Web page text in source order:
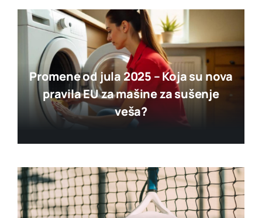
Promene od jula 2025 – Koja su nova
pravila EU za mašine za sušenje
veša?